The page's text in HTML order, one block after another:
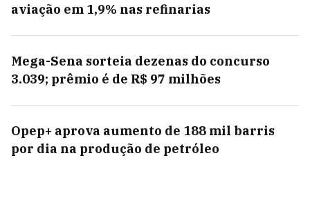
aviação em 1,9% nas refinarias
Mega-Sena sorteia dezenas do concurso
3.039; prêmio é de R$ 97 milhões
Opep+ aprova aumento de 188 mil barris
por dia na produção de petróleo